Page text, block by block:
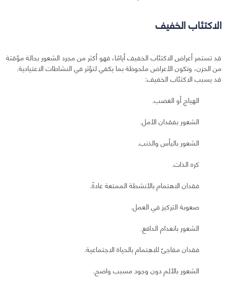
الاكتئاب الخفيف
قد تستمر أعراض الاكتئاب الخفيف أيامًا، فهو أكثر من مجرد الشعور بحالة مؤقتة
من الحزن، وتكون الأعراض ملحوظة بما يكفي لتؤثر في النشاطات الاعتيادية.
قد يسبب الاكتئاب الخفيف:
الهياج أو الغضب.
الشعور بفقدان الأمل.
الشعور باليأس والذنب.
كره الذات.
فقدان الاهتمام بالأنشطة الممتعة عادةً.
صعوبة التركيز في العمل.
الشعور بانعدام الدافع.
فقدان مفاجئ للاهتمام بالحياة الاجتماعية.
الشعور بالألم دون وجود مسبب واضح.